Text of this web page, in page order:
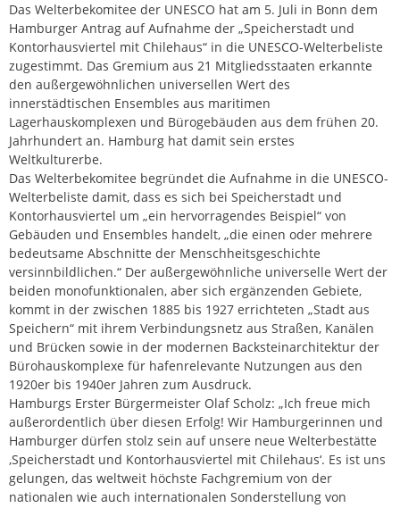
Das Welterbekomitee der UNESCO hat am 5. Juli in Bonn dem
Hamburger Antrag auf Aufnahme der „Speicherstadt und
Kontorhausviertel mit Chilehaus“ in die UNESCO-Welterbeliste
zugestimmt. Das Gremium aus 21 Mitgliedsstaaten erkannte
den außergewöhnlichen universellen Wert des
innerstädtischen Ensembles aus maritimen
Lagerhauskomplexen und Bürogebäuden aus dem frühen 20.
Jahrhundert an. Hamburg hat damit sein erstes
Weltkulturerbe.
Das Welterbekomitee begründet die Aufnahme in die UNESCO-
Welterbeliste damit, dass es sich bei Speicherstadt und
Kontorhausviertel um „ein hervorragendes Beispiel“ von
Gebäuden und Ensembles handelt, „die einen oder mehrere
bedeutsame Abschnitte der Menschheitsgeschichte
versinnbildlichen.“ Der außergewöhnliche universelle Wert der
beiden monofunktionalen, aber sich ergänzenden Gebiete,
kommt in der zwischen 1885 bis 1927 errichteten „Stadt aus
Speichern“ mit ihrem Verbindungsnetz aus Straßen, Kanälen
und Brücken sowie in der modernen Backsteinarchitektur der
Bürohauskomplexe für hafenrelevante Nutzungen aus den
1920er bis 1940er Jahren zum Ausdruck.
Hamburgs Erster Bürgermeister Olaf Scholz: „Ich freue mich
außerordentlich über diesen Erfolg! Wir Hamburgerinnen und
Hamburger dürfen stolz sein auf unsere neue Welterbestätte
‚Speicherstadt und Kontorhausviertel mit Chilehaus‘. Es ist uns
gelungen, das weltweit höchste Fachgremium von der
nationalen wie auch internationalen Sonderstellung von